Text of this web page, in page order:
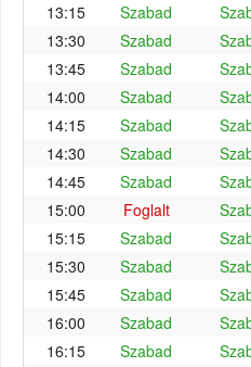
13:15
Szabad
13:30
Szabad
13:45
Szabad
14:00
Szabad
14:15
Szabad
14:30
Szabad
14:45
Szabad
15:00
Foglalt
15:15
Szabad
15:30
Szabad
15:45
Szabad
16:00
Szabad
16:15
Szabad